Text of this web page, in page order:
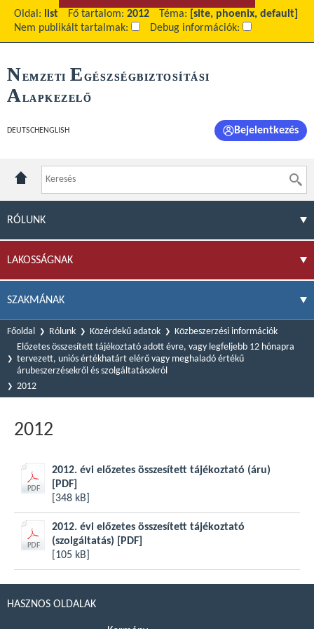
Oldal: list Fő tartalom: 2012 Téma:
[site, phoenix, default]
Nem publikált tartalmak:
Debug információk:
NEMZETI E GÉSZSÉGBIZTOSÍTÁSI
ALAPKEZELŐ
DEUTSCH ENGLISH Bejelentkezés
RÓLUNK
LAKOSSÁGNAK
SZAKMÁNAK
Főoldal Rólunk Közérdekű adatok
Közbeszerzési információk
Előzetes összesített tájékoztató adott évre, vagy legfeljebb 12 hónapra
tervezett, uniós értékhatárt elérő vagy meghaladó értékű
árubeszerzésekről és szolgáltatásokról
2012
2012
2012. évi előzetes összesített tájékoztató (áru)
[PDF]
[348 kB]
2012. évi előzetes összesített tájékoztató
(szolgáltatás)
[PDF]
[105 kB]
HASZNOS OLDALAK